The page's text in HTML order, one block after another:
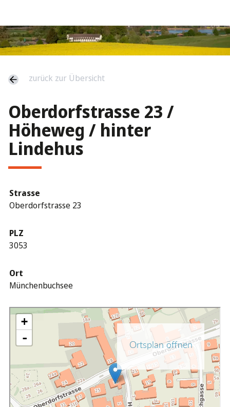
zurück zur Übersicht
Oberdorfstrasse 23 /
Höheweg / hinter
Lindehus
Strasse
Oberdorfstrasse 23
PLZ
3053
Ort
Münchenbuchsee